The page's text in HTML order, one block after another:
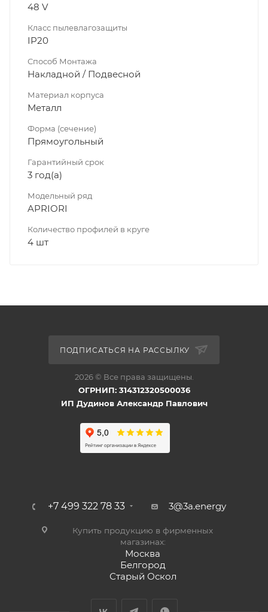
48 V
Класс пылевлагозащиты
IP20
Способ Монтажа
Накладной / Подвесной
Материал корпуса
Металл
Форма (сечение)
Прямоугольный
Гарантийный срок
3 год(а)
Модельный ряд
APRIORI
Количество профилей в круге
4 шт
ПОДПИСАТЬСЯ НА РАССЫЛКУ
2026 © Все права защищены.
ОГРНИП: 314312320500036
ИП Дудинов Александр Павлович
+7 499 322 78 33 3@3a.energy
Купить продукцию в фирменных
магазинах:
Москва
Белгород
Старый Оскол